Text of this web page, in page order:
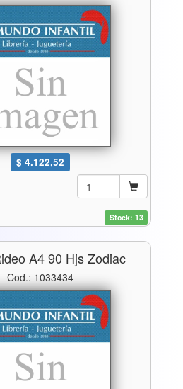
$ 4.122,52
Stock: 13
A4 90 Hjs Zodiac
Cod.: 1033434